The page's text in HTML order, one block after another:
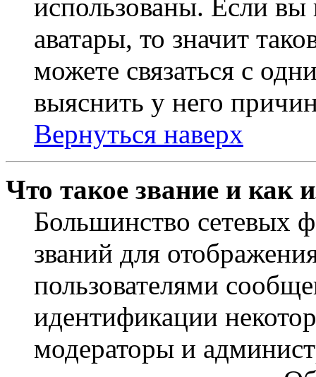
использованы. Если вы
аватары, то значит
можете связаться с
выяснить у него
Вернуться наверх
Что такое звание и как
Большинство сетевых
званий для
пользователями
идентификации
модераторы и